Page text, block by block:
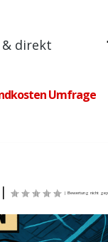
& direkt
Umfrage
|